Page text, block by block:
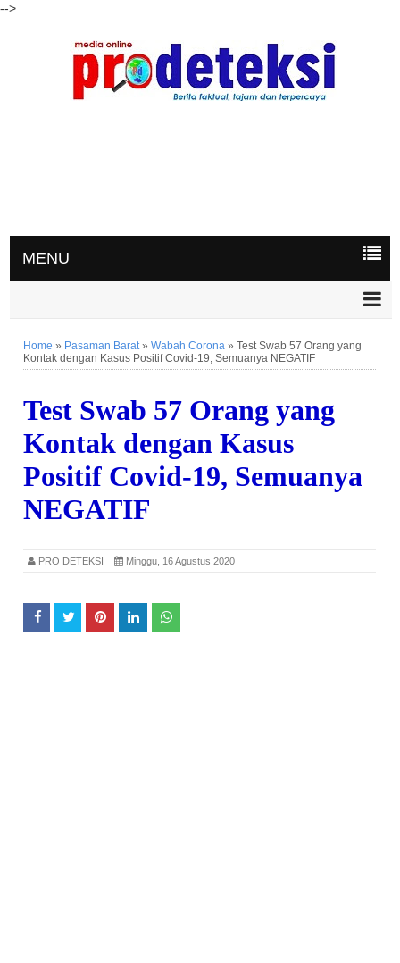
-->
MENU
Home » Pasaman Barat»Wabah Corona »Test Swab 57 Orang yang
Kontak dengan Kasus Positif Covid-19, Semuanya NEGATIF
Test Swab 57 Orang yang
Kontak dengan Kasus
Positif Covid-19, Semuanya
NEGATIF
PRO DETEKSI Minggu, 16 Agustus 2020